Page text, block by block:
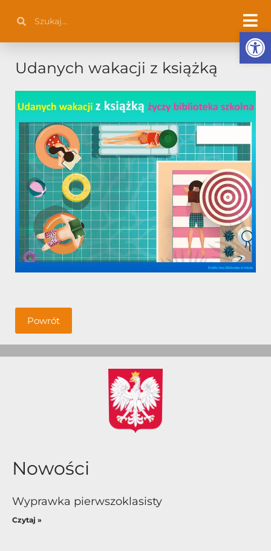
treści
Udanych wakacji z książką
Powrót
Nowości
Wyprawka pierwszoklasisty
Czytaj »